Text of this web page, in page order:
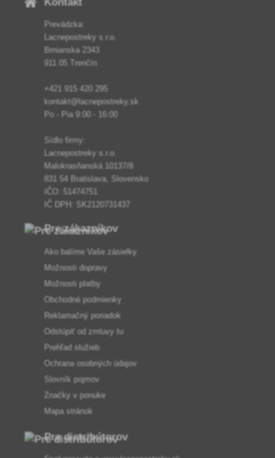
Kontakt
Prevádzka:
Lacnepostreky s.r.o.
Brnianska 2343
911 05 Trenčín
+421 915 420 295
kontakt@lacnepostreky.sk
Po - Pia 9:00 - 16:00
Sídlo firmy:
Lacnepostreky s.r.o.
Malokrasňanská 10137/8
831 54 Bratislava, Slovensko
IČO: 51474751
IČ DPH: SK2120731437
Pre zákazníkov
Ako balíme Vaše zásielky
Možnosti dopravy
Možnosti platby
Obchodné podmienky
Reklamačný poriadok
Odstúpiť od zmluvy tu
Prehľad služieb
Ochrana osobných údajov
Slovník pojmov
Značky v ponuke
Mapa stránok
Pre distribútorov